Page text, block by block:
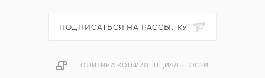
ПОДПИСАТЬСЯ НА РАССЫЛКУ
ПОЛИТИКА КОНФИДЕНЦИАЛЬНОСТИ